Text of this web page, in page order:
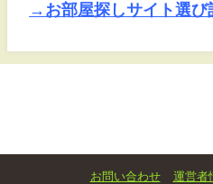
→お部屋探しサイト選び
お問い合わせ 運営者